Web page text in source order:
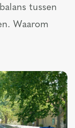
tussen
Waarom